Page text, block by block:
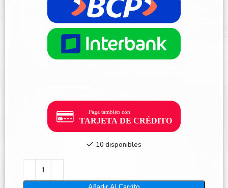
10 disponibles